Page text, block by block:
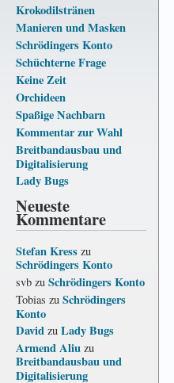
Krokodilstränen
Manieren und Masken
Schrödingers Konto
Schüchterne Frage
Keine Zeit
Orchideen
Spaßige Nachbarn
Kommentar zur Wahl
Breitbandausbau und
Digitalisierung
Lady Bugs
Neueste
Kommentare
Stefan Kress zu
Schrödingers Konto
svb zu Schrödingers Konto
Tobias zu Schrödingers
Konto
David zu Lady Bugs
Armend Aliu zu
Breitbandausbau und
Digitalisierung